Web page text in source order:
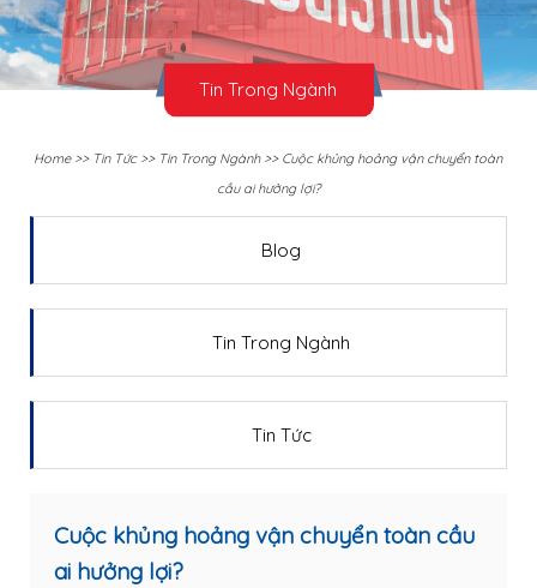
Tin Trong Ngành
Home>> Tin Tức>> Tin Trong Ngành>> Cuộc khủng hoảng vận chuyển toàn
cầu ai hưởng lợi?
Blog
Tin Trong Ngành
Tin Tức
Cuộc khủng hoảng vận chuyển toàn cầu
ai hưởng lợi?